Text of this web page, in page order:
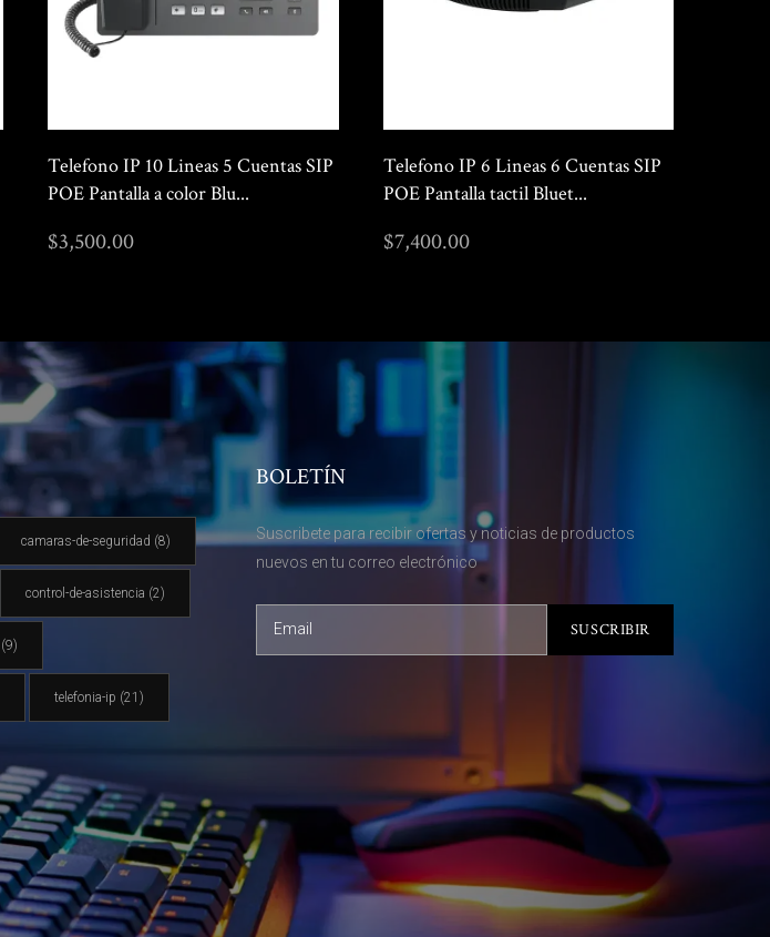
Tarjeta de red inalámbrica 150Mbps
2.4Ghz
$450.00
Telefono IP 10 Lineas 5 Cuentas SIP
POE Pantalla a color Blu...
$3,500.00
camaras-de-seguridad (8)
control-de-asistencia (2)
(9)
telefonia-ip (21)
BOLETÍN
Suscribete para recibir ofertas y noticias de productos
nuevos en tu correo electrónico
SUSCRIBIR